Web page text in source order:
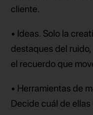
cliente.
• Ideas. Solo la
destaques del
el recuerdo que
• Herramientas de
Decide cuál de